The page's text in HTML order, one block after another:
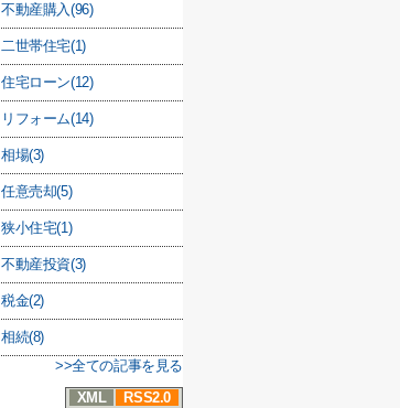
不動産購入(96)
二世帯住宅(1)
住宅ローン(12)
リフォーム(14)
相場(3)
任意売却(5)
狭小住宅(1)
不動産投資(3)
税金(2)
相続(8)
>>全ての記事を見る
XML
RSS2.0